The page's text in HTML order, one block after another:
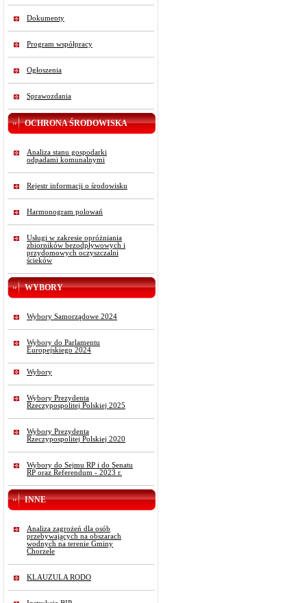
Dokumenty
Program współpracy
Ogłoszenia
Sprawozdania
OCHRONA ŚRODOWISKA
Analiza stanu gospodarki
odpadami komunalnymi
Rejestr informacji o środowisku
Harmonogram polowań
Usługi w zakresie opróżniania
zbiorników bezodpływowych i
przydomowych oczyszczalni
ścieków
WYBORY
Wybory Samorządowe 2024
Wybory do Parlamentu
Europejskiego 2024
Wybory
Wybory Prezydenta
Rzeczypospolitej Polskiej 2025
Wybory Prezydenta
Rzeczypospolitej Polskiej 2020
Wybory do Sejmu RP i do Senatu
RP oraz Referendum - 2023 r.
INNE
Analiza zagrożeń dla osób
przebywających na obszarach
wodnych na terenie Gminy
Chorzele
KLAUZULA RODO